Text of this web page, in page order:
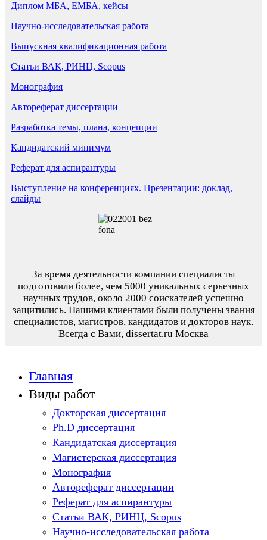
Диплом МБА, ЕМБА, кейсы
Научно-исследовательская работа
Выпускная квалификационная работа
Статьи ВАК, РИНЦ, Scopus
Монография
Автореферат диссертации
Разработка темы, плана, концепции
Кандидатский минимум
Реферат для аспирантуры
Выступление на конференциях. Презентации: доклад,
слайды
За время деятельности компании специалисты
подготовили более, чем 5000 уникальных серьезных
научных трудов, около 2000 соискателей успешно
защитились. Нашими клиентами были получены звания
специалистов, магистров, кандидатов и докторов наук.
Всегда с Вами, dissertat.ru Москва
Главная
Виды работ
Докторская диссертация
Ph.D диссертация
Кандидатская диссертация
Магистерская диссертация
Монография
Автореферат диссертации
Реферат для аспирантуры
Статьи ВАК, РИНЦ, Scopus
Научно-исследовательская работа